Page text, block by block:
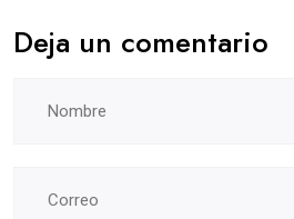
Deja un comentario